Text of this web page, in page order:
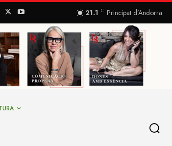
21.1 C Principat d’Andorra